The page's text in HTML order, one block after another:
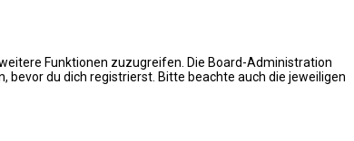
Funktionen zuzugreifen. Die Board-Administration
du dich registrierst. Bitte beachte auch die jeweiligen